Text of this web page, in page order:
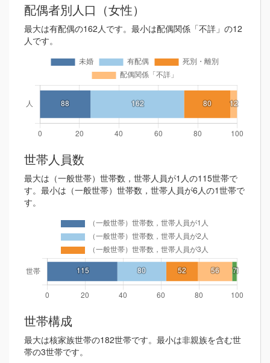
配偶者別人口（女性）
最大は有配偶の162人です。最小は配偶関係「不詳」の12
人です。
世帯人員数
最大は（一般世帯）世帯数，世帯人員が1人の115世帯で
す。最小は（一般世帯）世帯数，世帯人員が6人の1世帯で
す。
世帯構成
最大は核家族世帯の182世帯です。最小は非親族を含む世
帯の3世帯です。